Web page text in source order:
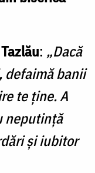
: „Dacă
defaimă banii
te ţine. A
neputinţă
şi iubitor